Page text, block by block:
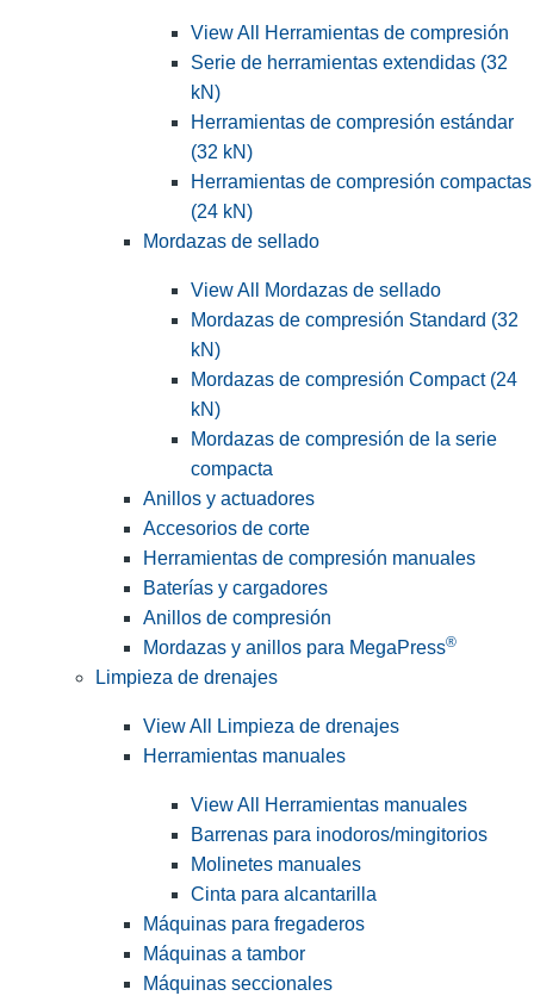
View All Herramientas de compresión
Serie de herramientas extendidas (32
kN)
Herramientas de compresión estándar
(32 kN)
Herramientas de compresión compactas
(24 kN)
Mordazas de sellado
View All Mordazas de sellado
Mordazas de compresión Standard (32
kN)
Mordazas de compresión Compact (24
kN)
Mordazas de compresión de la serie
compacta
Anillos y actuadores
Accesorios de corte
Herramientas de compresión manuales
Baterías y cargadores
Anillos de compresión
Mordazas y anillos para MegaPress®
Limpieza de drenajes
View All Limpieza de drenajes
Herramientas manuales
View All Herramientas manuales
Barrenas para inodoros/mingitorios
Molinetes manuales
Cinta para alcantarilla
Máquinas para fregaderos
Máquinas a tambor
Máquinas seccionales